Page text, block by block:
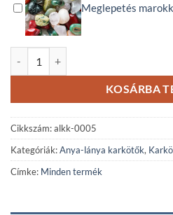
Meglepetés
KOSÁRBA
Cikkszám:alkk-0005
Kategóriák:Anya-lánya karkötők,
Címke: Minden termék